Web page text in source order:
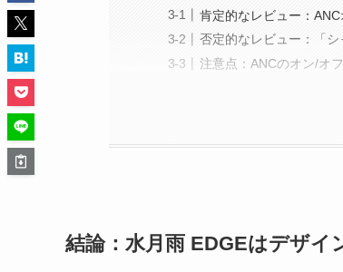
肯定的なレビュー：
否定的なレビュー：「
注意点：ANCのオン/オ
結論：水月雨 EDGEはデザイ